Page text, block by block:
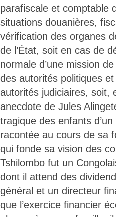
parafiscale et comptable
situations douanières,
vérification des organes
de l’État, soit en cas de
normale d’une mission
des autorités politiques
autorités judiciaires, soit,
anecdote de Jules
tragique des enfants
racontée au cours de sa
qui fonde sa vision des
Tshilombo fut un
dont il attend des
général et un directeur
que l’exercice financier